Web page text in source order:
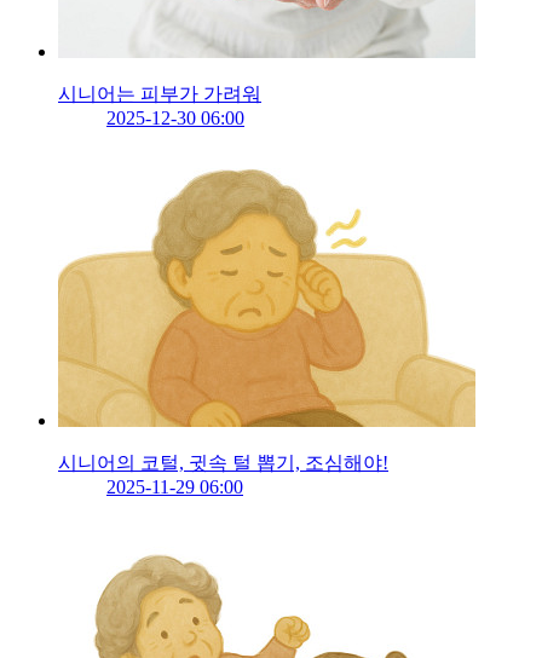
시니어는 피부가 가려워
2025-12-30 06:00
시니어의 코털, 귓속 털 뽑기, 조심해야!
2025-11-29 06:00